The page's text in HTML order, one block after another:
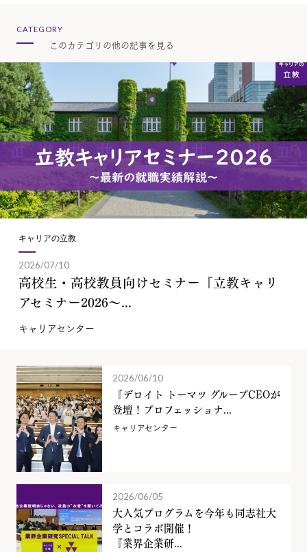
CATEGORY
このカテゴリの他の記事を見る
キャリアの立教
2026/07/10
高校生・高校教員向けセミナー『立教キャリ
アセミナー2026～...
キャリアセンター
2026/06/10
『デロイト トーマツ グループCEOが
登壇！プロフェッショナ...
キャリアセンター
2026/06/05
大人気プログラムを今年も同志社大
学とコラボ開催！
『業界企業研...